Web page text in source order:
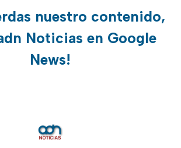
nuestro contenido,
Noticias en Google
News!